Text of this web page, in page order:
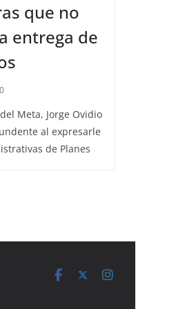
que no
entrega de
Meta, Jorge Ovidio
al expresarle
de Planes